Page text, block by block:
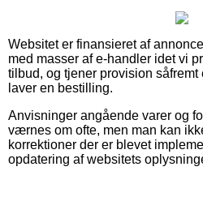
Websitet er finansieret af
med masser af e-handler idet vi
tilbud, og tjener provision
laver en bestilling.
Anvisninger angående varer og
værnes om ofte, men man kan
korrektioner der er blevet
opdatering af websitets